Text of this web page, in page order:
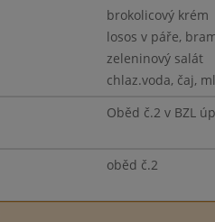
brokolicový krém
losos v páře,
zeleninový salát
chlaz.voda, čaj,
Oběd č.2 v BZL
oběd č.2